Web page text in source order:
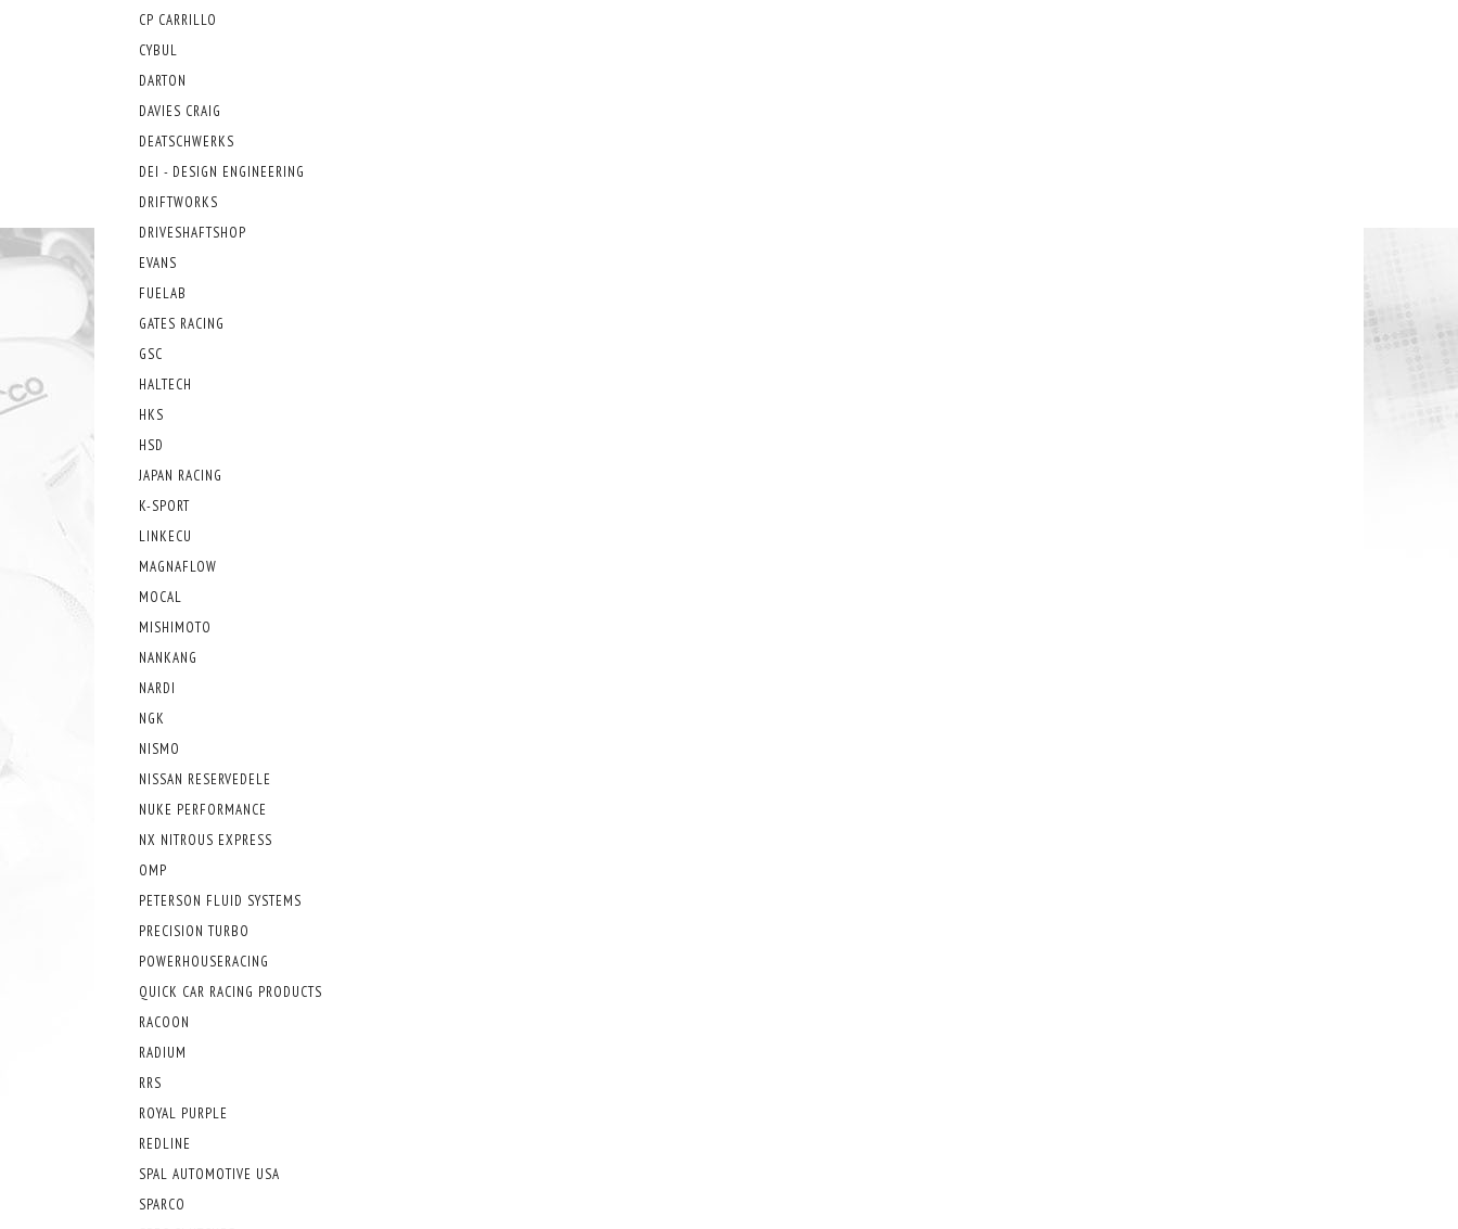
CP CARRILLO
CYBUL
DARTON
DAVIES CRAIG
DEATSCHWERKS
DEI - DESIGN ENGINEERING
DRIFTWORKS
DRIVESHAFTSHOP
EVANS
FUELAB
GATES RACING
GSC
HALTECH
HKS
HSD
JAPAN RACING
K-SPORT
LINKECU
MAGNAFLOW
MOCAL
MISHIMOTO
NANKANG
NARDI
NGK
NISMO
NISSAN RESERVEDELE
NUKE PERFORMANCE
NX NITROUS EXPRESS
OMP
PETERSON FLUID SYSTEMS
PRECISION TURBO
POWERHOUSERACING
QUICK CAR RACING PRODUCTS
RACOON
RADIUM
RRS
ROYAL PURPLE
REDLINE
SPAL AUTOMOTIVE USA
SPARCO